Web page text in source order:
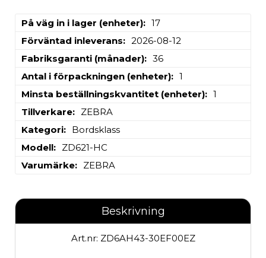
På väg in i lager (enheter)
17
Förväntad inleverans
2026-08-12
Fabriksgaranti (månader)
36
Antal i förpackningen (enheter)
1
Minsta beställningskvantitet (enheter)
1
Tillverkare
ZEBRA
Kategori
Bordsklass
Modell
ZD621-HC
Varumärke
ZEBRA
Beskrivning
Art.nr: ZD6AH43-30EF00EZ